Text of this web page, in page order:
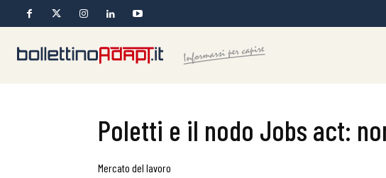
Poletti e il nodo Jobs act:
Mercato del lavoro